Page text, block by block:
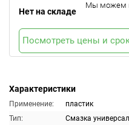
Характеристики
Применение:
пластик
Тип:
Смазка
Нет на складе
Мы можем
Посмотреть цены и